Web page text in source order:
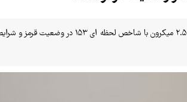
با افزایش غلظت آلایندگی ذرات معلق کمتر از ۲.۵